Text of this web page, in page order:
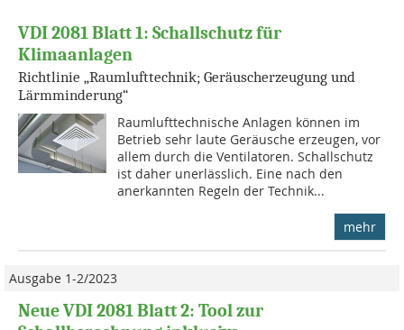
VDI 2081 Blatt 1: Schallschutz für
Klimaanlagen
Richtlinie „Raumlufttechnik; Geräuscherzeugung und
Lärmminderung“
Raumlufttechnische Anlagen können im
Betrieb sehr laute Geräusche erzeugen, vor
allem durch die Ventilatoren. Schallschutz
ist daher unerlässlich. Eine nach den
anerkannten Regeln der Technik...
mehr
Ausgabe 1-2/2023
Neue VDI 2081 Blatt 2: Tool zur